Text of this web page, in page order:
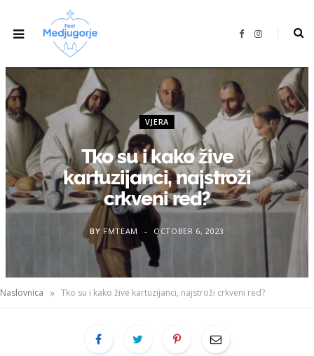
F
b
k
I
a
m
VJERA
Tko su i kako žive
kartuzijanci, najstroži
crkveni red?
BY FMTEAM OCTOBER 6, 2023
Naslovnica » Tko su i kako žive kartuzijanci, najstroži crkveni red?